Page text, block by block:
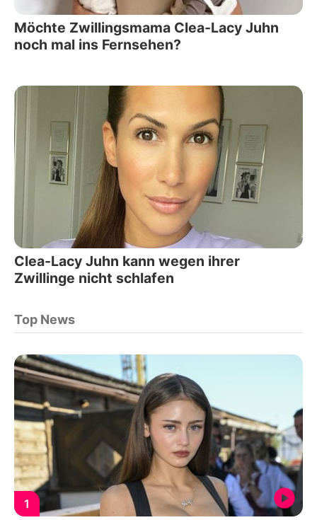
Möchte Zwillingsmama Clea-Lacy Juhn
noch mal ins Fernsehen?
Clea-Lacy Juhn kann wegen ihrer
Zwillinge nicht schlafen
Top News
1